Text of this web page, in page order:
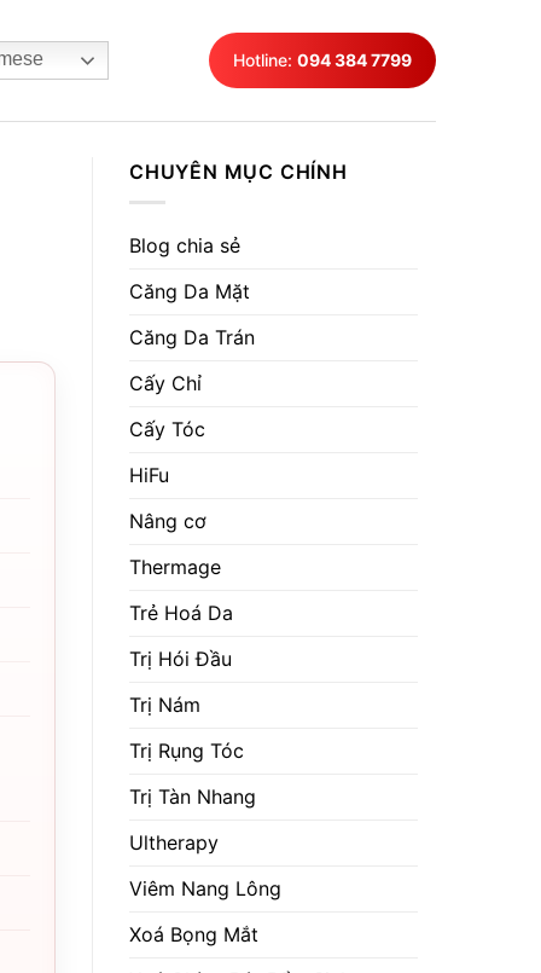
Hotline: 094 384 7799
CHUYÊN MỤC CHÍNH
Blog chia sẻ
Căng Da Mặt
Căng Da Trán
Cấy Chỉ
Cấy Tóc
HiFu
Nâng cơ
Thermage
Trẻ Hoá Da
Trị Hói Đầu
Trị Nám
Trị Rụng Tóc
Trị Tàn Nhang
Ultherapy
Viêm Nang Lông
Xoá Bọng Mắt